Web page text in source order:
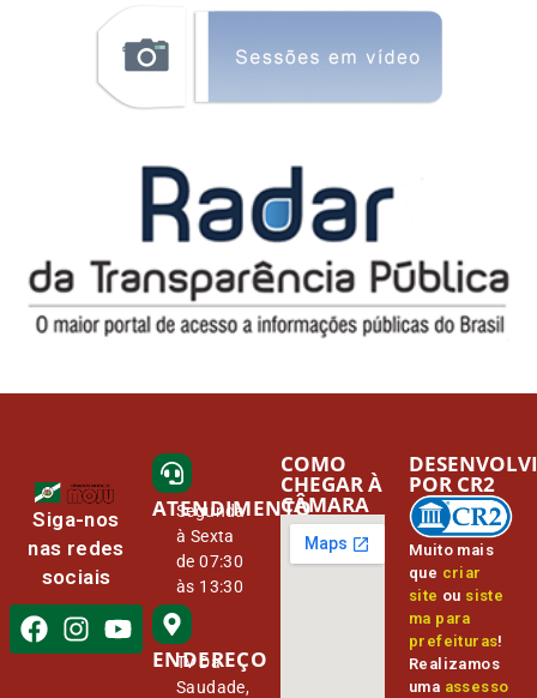
Siga-nos
nas redes
sociais
ATENDIMENTO
Segunda
à Sexta
de 07:30
às 13:30
ENDEREÇO
Tv Da
Saudade,
COMO
CHEGAR À
CÂMARA
Muito mais
que criar
site ou siste
ma para
prefeituras!
Realizamos
uma assesso
POR CR2